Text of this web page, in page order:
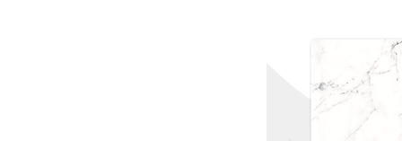
CERAMIC